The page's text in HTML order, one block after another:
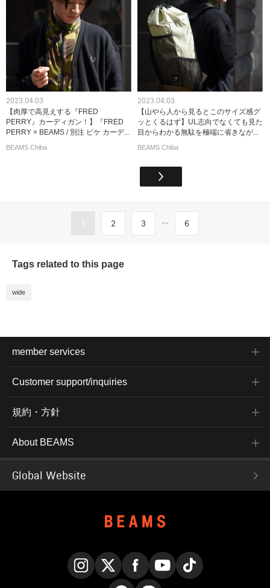
2023.04.03
【肉厚で高見えする『FRED
PERRY』カーディガン！】『FRED
PERRY × BEAMS / 別注 ピケ カーデ...
BEAMS Chiba
2023.04.03
【山やら人から見るとこのサイズ感グ
ッとくるはず】UL志向でなくても見た
目からわかる無駄を極端に省きなが...
BEAMS Chiba
1 2 3 ... 6
Tags related to this page
wide
member services
Customer support/inquiries
規約・方針
About BEAMS
Global Website